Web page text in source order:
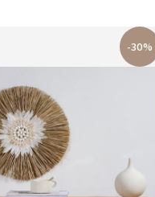
-30%